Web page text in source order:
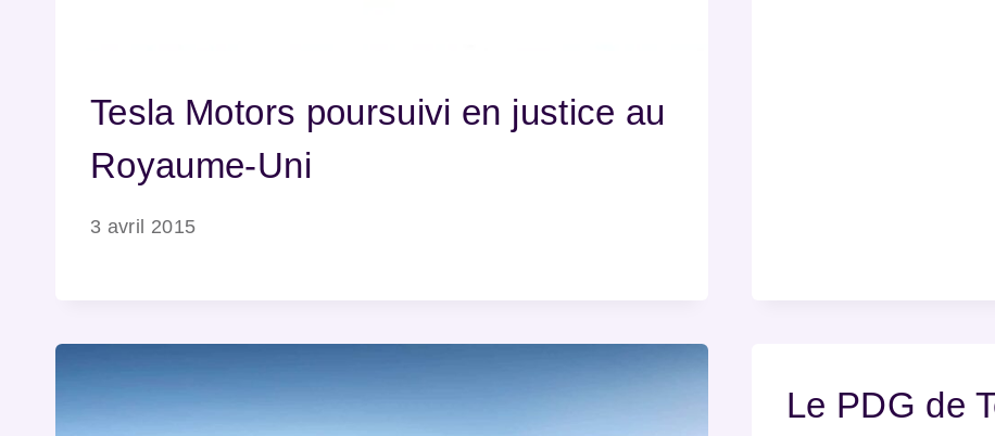
Tesla Motors poursuivi en justice au
Royaume-Uni
3 avril 2015
Le PDG de